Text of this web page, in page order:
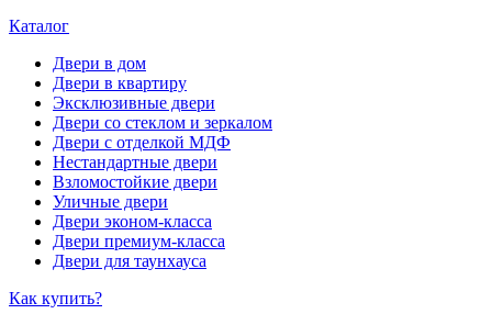
Каталог
Двери в дом
Двери в квартиру
Эксклюзивные двери
Двери со стеклом и зеркалом
Двери с отделкой МДФ
Нестандартные двери
Взломостойкие двери
Уличные двери
Двери эконом-класса
Двери премиум-класса
Двери для таунхауса
Как купить?